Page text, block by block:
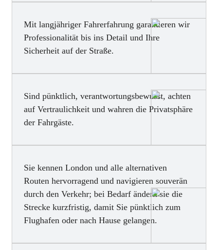
Mit langjähriger Fahrerfahrung garantieren wir
Professionalität bis ins Detail und Ihre
Sicherheit auf der Straße.
Sind pünktlich, verantwortungsbewusst, achten
auf Vertraulichkeit und wahren die Privatsphäre
der Fahrgäste.
Sie kennen London und alle alternativen
Routen hervorragend und navigieren souverän
durch den Verkehr; bei Bedarf ändern sie die
Strecke kurzfristig, damit Sie pünktlich zum
Flughafen oder nach Hause gelangen.